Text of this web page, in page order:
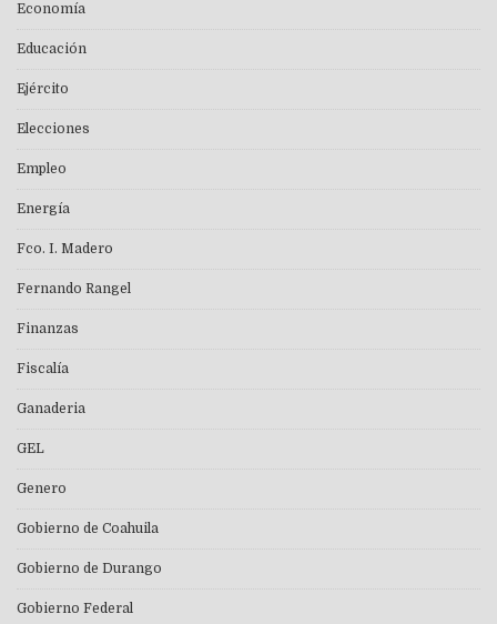
Economía
Educación
Ejército
Elecciones
Empleo
Energía
Fco. I. Madero
Fernando Rangel
Finanzas
Fiscalía
Ganaderia
GEL
Genero
Gobierno de Coahuila
Gobierno de Durango
Gobierno Federal